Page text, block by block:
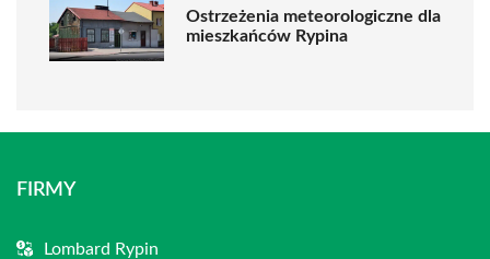
Ostrzeżenia meteorologiczne dla
mieszkańców Rypina
FIRMY
Lombard Rypin